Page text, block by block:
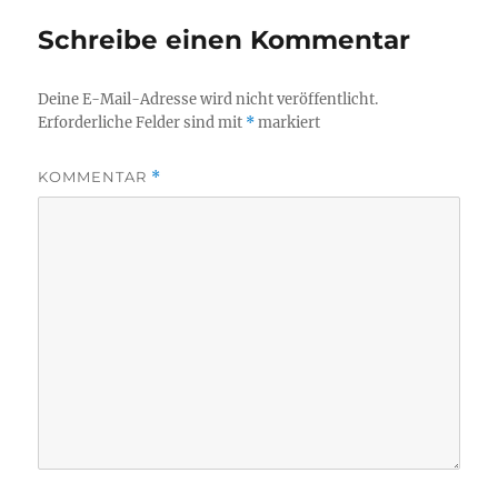
Schreibe einen Kommentar
Deine E-Mail-Adresse wird nicht veröffentlicht.
Erforderliche Felder sind mit *markiert
KOMMENTAR *